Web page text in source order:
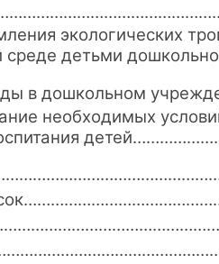
экологических
среде детьми
в дошкольном
необходимых